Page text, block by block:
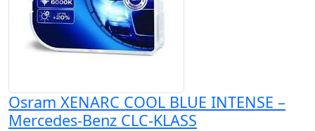
Osram XENARC COOL BLUE INTENSE –
Mercedes-Benz CLC-KLASS